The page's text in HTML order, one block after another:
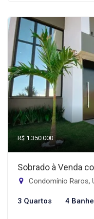
R$ 1.350.000
Sobrado à Venda
Condomínio Raros,
3 Quartos 4